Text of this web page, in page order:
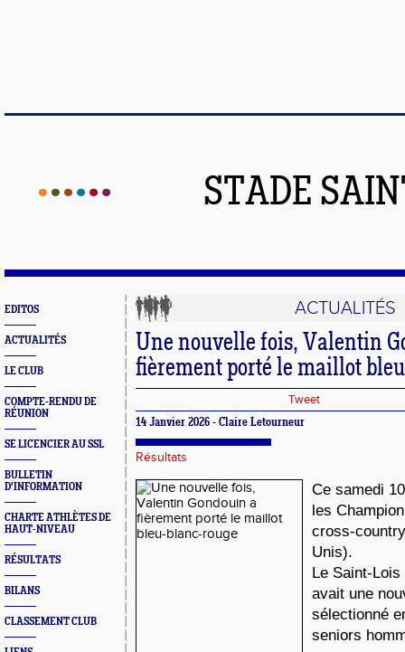
STADE
EDITOS
ACTUALITÉS
LE CLUB
COMPTE-RENDU DE
RÉUNION
SE LICENCIER AU SSL
BULLETIN
D'INFORMATION
CHARTE ATHLÈTES DE
HAUT-NIVEAU
RÉSULTATS
BILANS
CLASSEMENT CLUB
ACTUALITÉS
Une nouvelle fois, Valentin
fièrement porté le maillot
Tweet
14 Janvier 2026 - Claire Letourneur
Résultats
Ce samedi
les
cross-
Unis).
Le Saint-Lois
avait une
sélectionné
seniors